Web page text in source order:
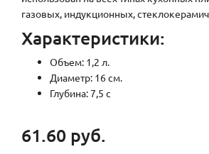
газовых, индукционных,
Характеристики:
Объем: 1,2 л.
Диаметр: 16 см.
Глубина: 7,5 с
61.60 руб.